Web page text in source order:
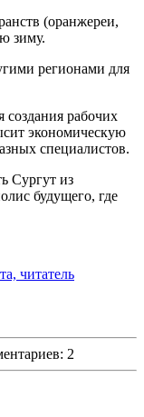
(оранжереи,
зиму.
регионами для
рабочих
экономическую
специалистов.
Сургут из
будущего, где
читатель
2